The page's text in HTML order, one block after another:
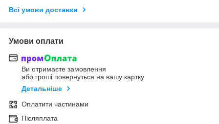
Всі умови доставки
Умови оплати
Ви отримаєте замовлення
або гроші повернуться на вашу картку
Детальніше
Оплатити частинами
Післяплата